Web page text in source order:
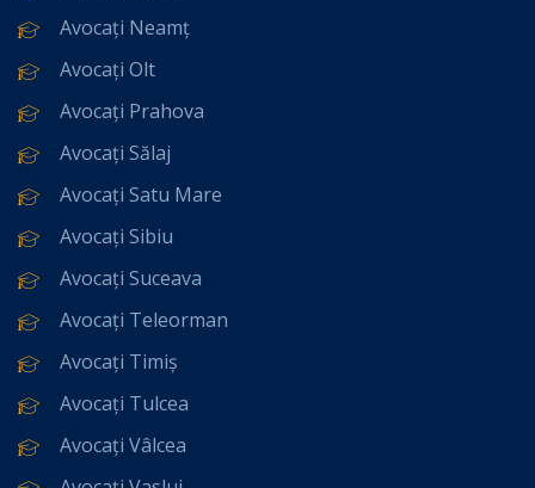
Avocați Neamț
Avocați Olt
Avocați Prahova
Avocați Sălaj
Avocați Satu Mare
Avocați Sibiu
Avocați Suceava
Avocați Teleorman
Avocați Timiș
Avocați Tulcea
Avocați Vâlcea